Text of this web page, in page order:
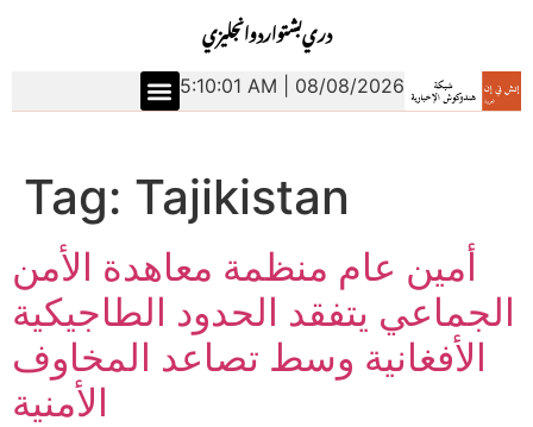
انجليزياردوبشتودري
5:10:01 AM | 08/08/2026
Tag: Tajikistan
أمين عام منظمة معاهدة الأمن
الجماعي يتفقد الحدود الطاجيكية
الأفغانية وسط تصاعد المخاوف
الأمنية